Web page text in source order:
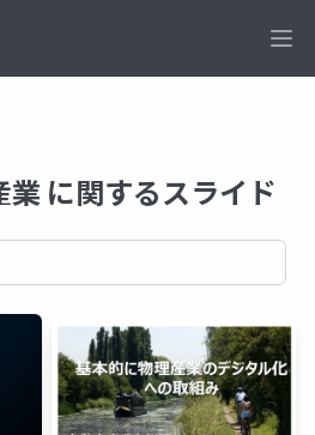
に関するスライド